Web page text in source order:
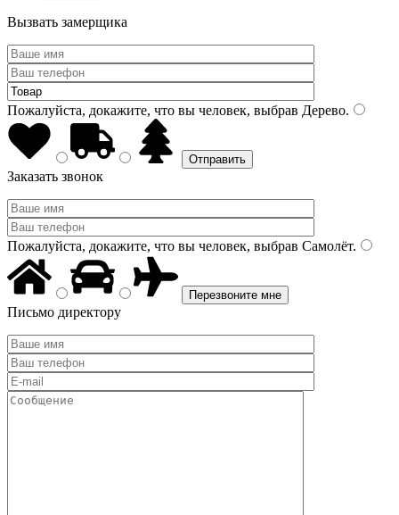
Вызвать замерщика
Пожалуйста, докажите, что вы человек, выбрав Дерево.
Заказать звонок
Пожалуйста, докажите, что вы человек, выбрав Самолёт.
Письмо директору